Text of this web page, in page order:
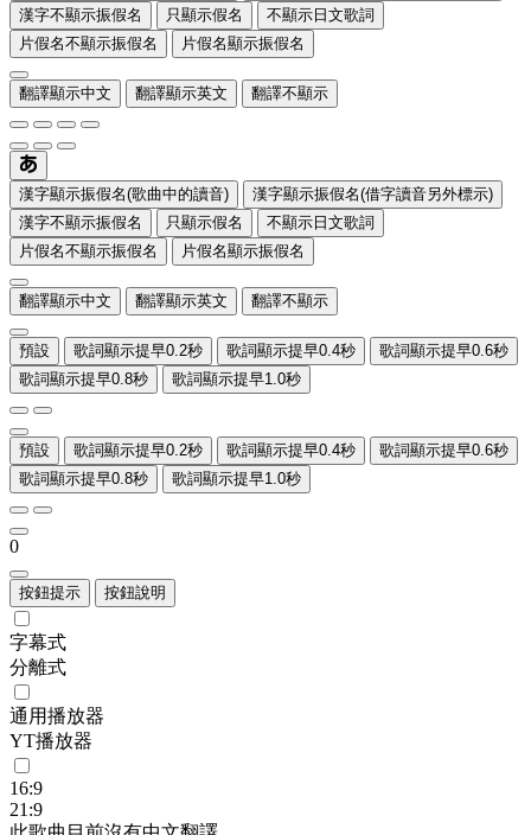
漢字不顯示振假名
只顯示假名
不顯示日文歌詞
片假名不顯示振假名
片假名顯示振假名
翻譯顯示中文 翻譯顯示英文 翻譯不顯示
漢字顯示振假名(歌曲中的讀音)
漢字顯示振假名(借字讀音另外標示)
漢字不顯示振假名
只顯示假名
不顯示日文歌詞
片假名不顯示振假名
片假名顯示振假名
翻譯顯示中文 翻譯顯示英文 翻譯不顯示
預設 歌詞顯示提早0.2秒 歌詞顯示提早0.4秒
歌詞顯示提早0.6秒
歌詞顯示提早0.8秒
歌詞顯示提早1.0秒
預設 歌詞顯示提早0.2秒 歌詞顯示提早0.4秒
歌詞顯示提早0.6秒
歌詞顯示提早0.8秒
歌詞顯示提早1.0秒
0
按鈕提示 按鈕說明
字幕式
分離式
通用播放器
YT播放器
16:9
21:9